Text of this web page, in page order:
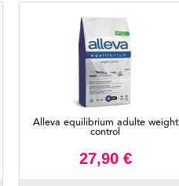
Alleva equilibrium adulte weight
control
27,90 €